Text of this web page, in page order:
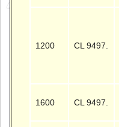
1200 CL 9497.
1600 CL 9497.